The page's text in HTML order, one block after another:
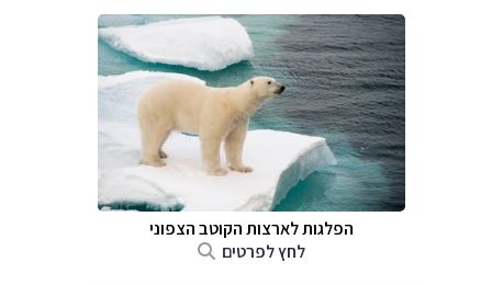
הפלגות לארצות הקוטב הצפוני
לחץ לפרטים